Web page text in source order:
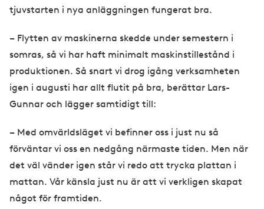
tjuvstarten i nya anläggningen fungerat bra.
– Flytten av maskinerna skedde under semestern i
somras, så vi har haft minimalt maskinstillestånd i
produktionen. Så snart vi drog igång verksamheten
igen i augusti har allt flutit på bra, berättar Lars-
Gunnar och lägger samtidigt till:
– Med omvärldsläget vi befinner oss i just nu så
förväntar vi oss en nedgång närmaste tiden. Men när
det väl vänder igen står vi redo att trycka plattan i
mattan. Vår känsla just nu är att vi verkligen skapat
något för framtiden.